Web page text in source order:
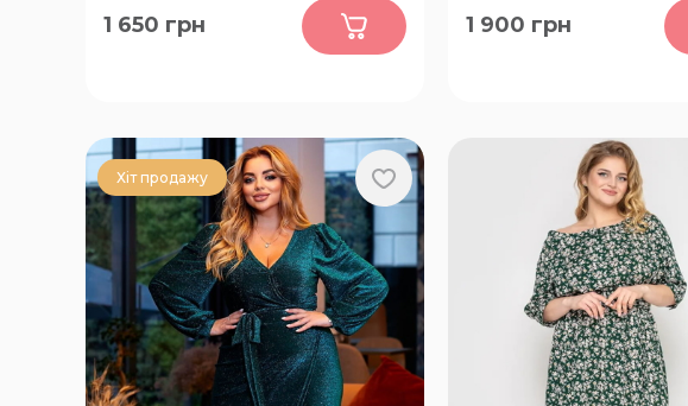
1 650 грн
50-52, 54-56, 58-60, 62-64
1 900 грн
Хіт продажу